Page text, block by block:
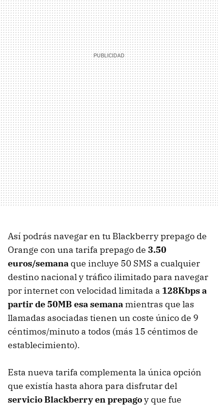
Así podrás navegar en tu Blackberry prepago de
Orange con una tarifa prepago de 3.50
euros/semana que incluye 50 SMS a cualquier
destino nacional y tráfico ilimitado para navegar
por internet con velocidad limitada a 128Kbps a
partir de 50MB esa semana mientras que las
llamadas asociadas tienen un coste único de 9
céntimos/minuto a todos (más 15 céntimos de
establecimiento).
Esta nueva tarifa complementa la única opción
que existía hasta ahora para disfrutar del
servicio Blackberry en prepagoy que fue